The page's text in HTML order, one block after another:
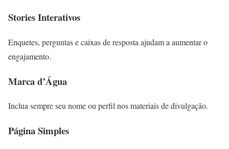
Stories Interativos
Enquetes, perguntas e caixas de resposta ajudam a aumentar o
engajamento.
Marca d’Água
Inclua sempre seu nome ou perfil nos materiais de divulgação.
Página Simples